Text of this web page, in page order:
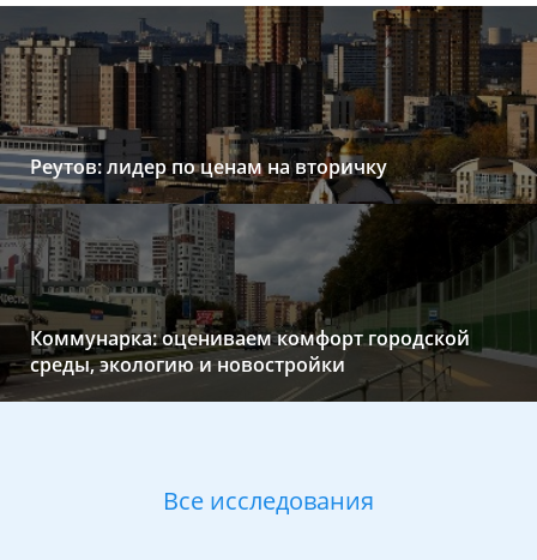
Реутов: лидер по ценам на вторичку
Коммунарка: оцениваем комфорт городской
среды, экологию и новостройки
Все исследования